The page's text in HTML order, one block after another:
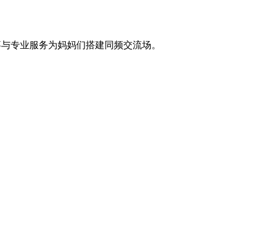
专业服务为妈妈们搭建同频交流场。